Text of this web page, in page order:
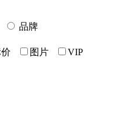
品牌
价 图片
VIP